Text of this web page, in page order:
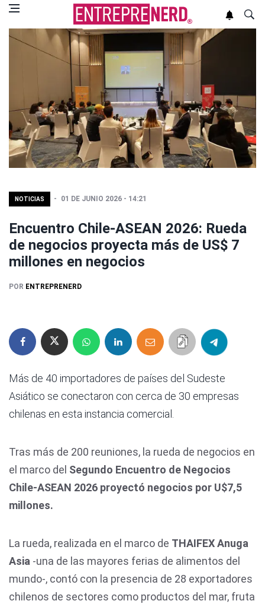
NOTICIAS 01 DE JUNIO 2026 - 14:21
Encuentro Chile-ASEAN 2026: Rueda
de negocios proyecta más de US$ 7
millones en negocios
POR ENTREPRENERD
Más de 40 importadores de países del Sudeste
Asiático se conectaron con cerca de 30 empresas
chilenas en esta instancia comercial.
Tras más de 200 reuniones, la rueda de negocios en
el marco del Segundo Encuentro de Negocios
Chile-ASEAN 2026 proyectó negocios por U$7,5
millones.
La rueda, realizada en el marco de THAIFEX Anuga
Asia -una de las mayores ferias de alimentos del
mundo-, contó con la presencia de 28 exportadores
chilenos de sectores como productos del mar, fruta